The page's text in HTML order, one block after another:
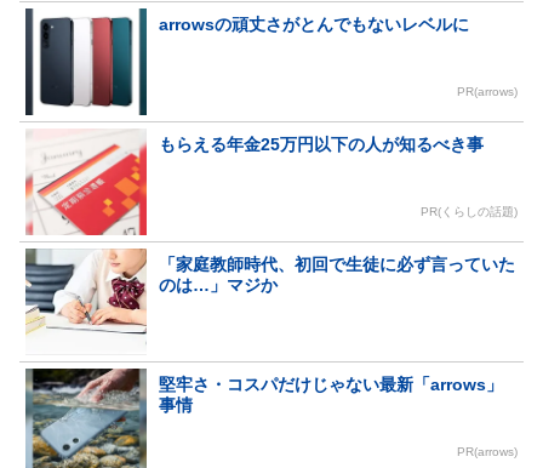
arrowsの頑丈さがとんでもないレベルに
PR(arrows)
もらえる年金25万円以下の人が知るべき事
PR(くらしの話題)
「家庭教師時代、初回で生徒に必ず言っていた
のは…」マジか
堅牢さ・コスパだけじゃない最新「arrows」
事情
PR(arrows)